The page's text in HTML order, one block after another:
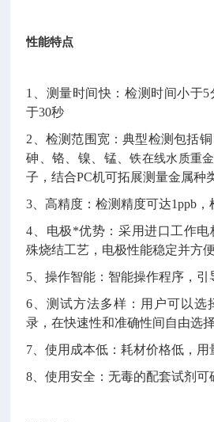
性能特点
1、测量时间快：检测时间小于
于30秒
2、检测范围宽：典型检测包括铜
砷、铬、镍、锰、铁在线水质重
子，结合PC机可拓展测量金属种
3、高精度：检测精度可达1ppb，
4、电极*优势：采用进口工作
殊烧结工艺，电极性能稳定并方
5、操作智能：智能操作程序，
6、测试方法多样：用户可以选
录，在快速性和准确性间自由选择
7、使用成本低：耗材价格低，用
8、使用安全：无毒的配套试剂可